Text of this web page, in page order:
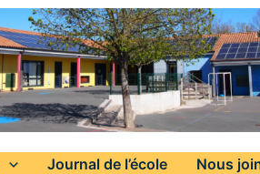
Journal de l’école
Nous